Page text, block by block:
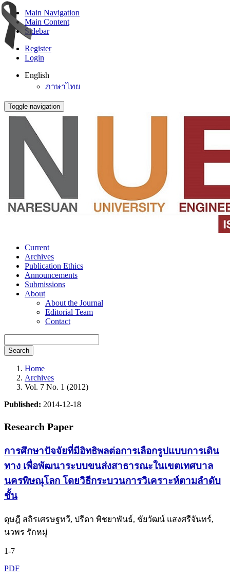
Main Navigation
Main Content
Sidebar
Register
Login
English
ภาษาไทย
Toggle navigation
Current
Archives
Publication Ethics
Announcements
Submissions
About
About the Journal
Editorial Team
Contact
Search
Home
Archives
Vol. 7 No. 1 (2012)
Published: 2014-12-18
Research Paper
การศึกษาปัจจัยที่มีอิทธิพลต่อการเลือกรูปแบบการเดิน
ทาง เพื่อพัฒนาระบบขนส่งสาธารณะในเขตเทศบาล
นครพิษณุโลก โดยวิธีกระบวนการวิเคราะห์ตามลำดับ
ชั้น
ดุษฎี สถิรเศรษฐทวี, ปรีดา พิชยาพันธ์, ชัยวัฒน์ แสงศรีจันทร์,
นวพร รักหมู่
1-7
PDF